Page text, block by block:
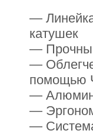
—
катушек
—
—
помощью
—
—
—